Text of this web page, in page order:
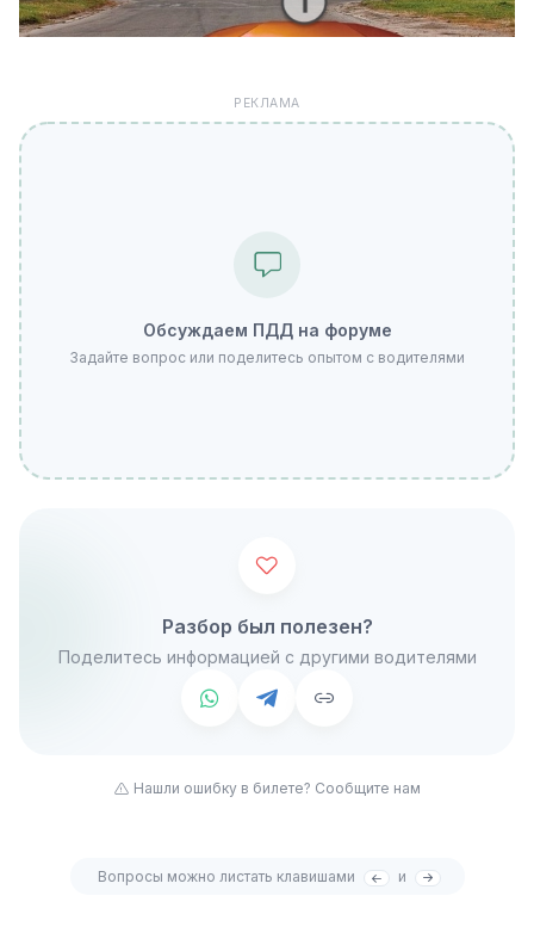
РЕКЛАМА
Обсуждаем ПДД на форуме
Задайте вопрос или поделитесь опытом с водителями
Разбор был полезен?
Поделитесь информацией с другими водителями
Нашли ошибку в билете? Сообщите нам
Вопросы можно листать клавишами и